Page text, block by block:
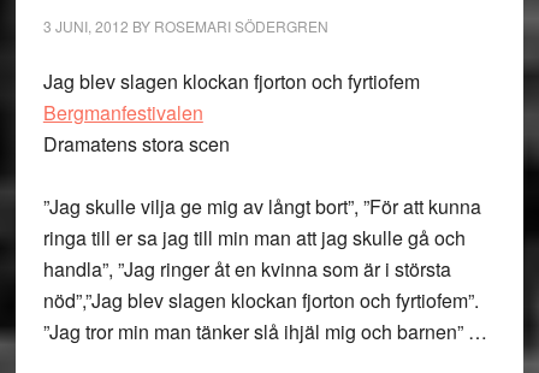
3 JUNI, 2012 BY ROSEMARI SÖDERGREN
Jag blev slagen klockan fjorton och fyrtiofem
Bergmanfestivalen
Dramatens stora scen
”Jag skulle vilja ge mig av långt bort”, ”För att kunna
ringa till er sa jag till min man att jag skulle gå och
handla”, ”Jag ringer åt en kvinna som är i största
nöd”,”Jag blev slagen klockan fjorton och fyrtiofem”.
”Jag tror min man tänker slå ihjäl mig och barnen” …